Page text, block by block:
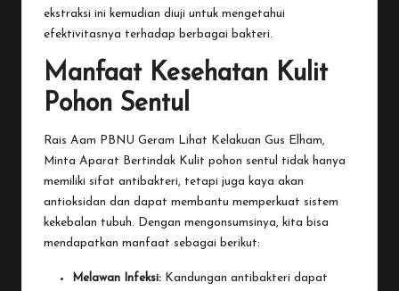
ekstraksi ini kemudian diuji untuk mengetahui
efektivitasnya terhadap berbagai bakteri.
Manfaat Kesehatan Kulit
Pohon Sentul
Rais Aam PBNU Geram Lihat Kelakuan Gus Elham,
Minta Aparat Bertindak Kulit pohon sentul tidak hanya
memiliki sifat antibakteri, tetapi juga kaya akan
antioksidan dan dapat membantu memperkuat sistem
kekebalan tubuh. Dengan mengonsumsinya, kita bisa
mendapatkan manfaat sebagai berikut:
Melawan Infeksi: Kandungan antibakteri dapat